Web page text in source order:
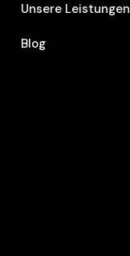
Unsere Leistungen
Blog